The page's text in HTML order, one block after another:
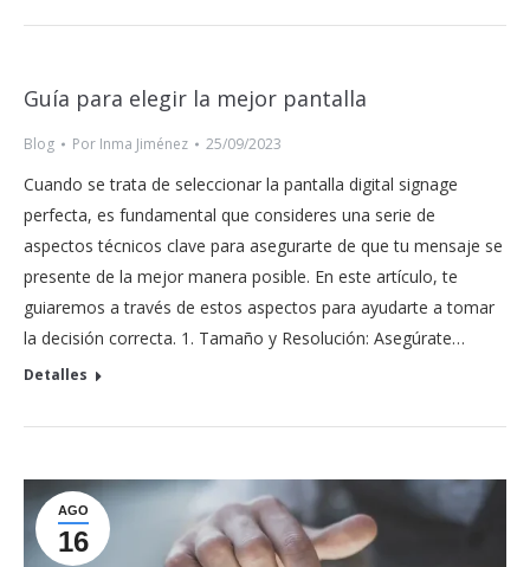
Guía para elegir la mejor pantalla
Blog Por Inma Jiménez 25/09/2023
Cuando se trata de seleccionar la pantalla digital signage
perfecta, es fundamental que consideres una serie de
aspectos técnicos clave para asegurarte de que tu mensaje se
presente de la mejor manera posible. En este artículo, te
guiaremos a través de estos aspectos para ayudarte a tomar
la decisión correcta. 1. Tamaño y Resolución: Asegúrate…
Detalles
AGO
16